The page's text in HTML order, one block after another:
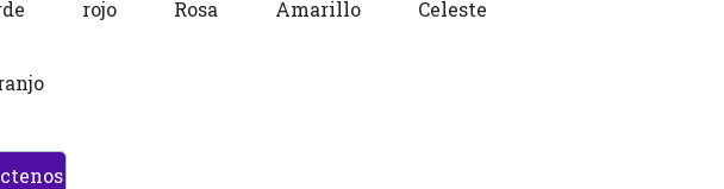
rojo Rosa Amarillo Celeste